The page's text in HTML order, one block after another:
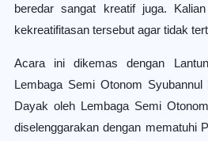
beredar sangat kreatif juga.
kekreatifitasan tersebut agar tidak
Acara ini dikemas dengan
Lembaga Semi Otonom
Dayak oleh Lembaga Semi
diselenggarakan dengan mematuhi